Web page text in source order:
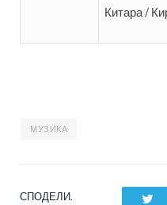
Китара /
МУЗИКА
СПОДЕЛИ.